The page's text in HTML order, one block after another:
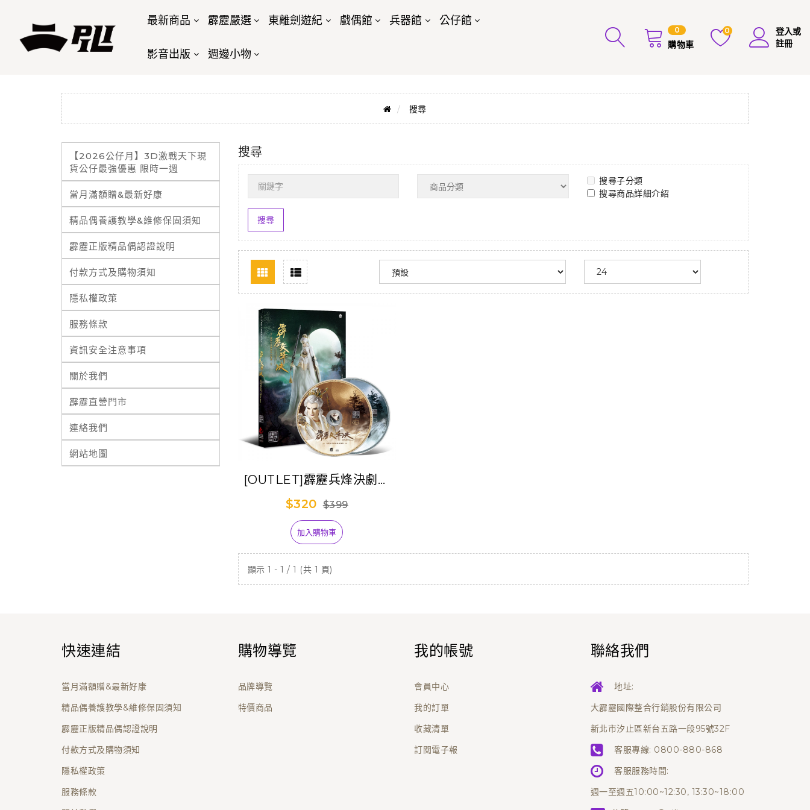
最新商品 霹靂嚴選 東離劍遊紀 戲偶館 兵器館 公仔館
影音出版 週邊小物
0
購物車
0
登入或
註冊
搜尋
【2026公仔月】3D激戰天下現
貨公仔最強優惠 限時一週
當月滿額贈&最新好康
精品偶養護教學&維修保固須知
霹靂正版精品偶認證說明
付款方式及購物須知
隱私權政策
服務條款
資訊安全注意事項
關於我們
霹靂直營門市
連絡我們
網站地圖
搜尋
搜尋子分類
搜尋商品詳細介紹
[OUTLET]霹靂兵烽決劇集
原聲帶-精選82
$320 $399
加入購物車
顯示 1 - 1 / 1 (共 1 頁)
快速連結
當月滿額贈&最新好康
精品偶養護教學&維修保固須知
霹靂正版精品偶認證說明
付款方式及購物須知
隱私權政策
服務條款
購物導覽
品牌導覽
特價商品
我的帳號
會員中心
我的訂單
收藏清單
訂閱電子報
聯絡我們
地址:
大霹靂國際整合行銷股份有限公司
新北市汐止區新台五路一段95號32F
客服專線: 0800-880-868
客服服務時間:
週一至週五10:00~12:30, 13:30~18:00